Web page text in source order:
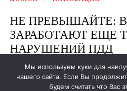
Мы используем куки для
нашего сайта. Если Вы
будем считать что Вас